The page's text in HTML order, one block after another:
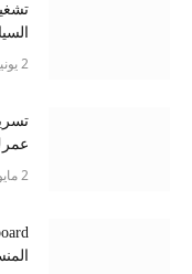
2 يونيو، 2026
عمرك – 99% من
2 مايو، 2026